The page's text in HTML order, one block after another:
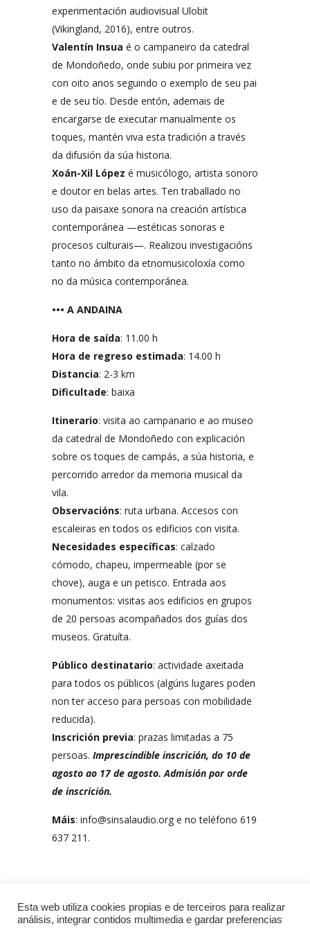
experimentación audiovisual Ulobit
(Vikingland, 2016), entre outros.
Valentín Insua é o campaneiro da catedral
de Mondoñedo, onde subiu por primeira vez
con oito anos seguindo o exemplo de seu pai
e de seu tío. Desde entón, ademais de
encargarse de executar manualmente os
toques, mantén viva esta tradición a través
da difusión da súa historia.
Xoán-Xil López é musicólogo, artista sonoro
e doutor en belas artes. Ten traballado no
uso da paisaxe sonora na creación artística
contemporánea —estéticas sonoras e
procesos culturais—. Realizou investigacións
tanto no ámbito da etnomusicoloxía como
no da música contemporánea.
••• A ANDAINA
Hora de saída: 11.00 h
Hora de regreso estimada: 14.00 h
Distancia: 2-3 km
Dificultade: baixa
Itinerario: visita ao campanario e ao museo
da catedral de Mondoñedo con explicación
sobre os toques de campás, a súa historia, e
percorrido arredor da memoria musical da
vila.
Observacións: ruta urbana. Accesos con
escaleiras en todos os edificios con visita.
Necesidades específicas: calzado
cómodo, chapeu, impermeable (por se
chove), auga e un petisco. Entrada aos
monumentos: visitas aos edificios en grupos
de 20 persoas acompañados dos guías dos
museos. Gratuíta.
Público destinatario: actividade axeitada
para todos os públicos (algúns lugares poden
non ter acceso para persoas con mobilidade
reducida).
Inscrición previa: prazas limitadas a 75
persoas. Imprescindible inscrición, do 10 de
agosto ao 17 de agosto. Admisión por orde
de inscrición.
Máis: info@sinsalaudio.org e no teléfono 619
637 211.
Esta web utiliza cookies propias e de terceiros para realizar
análisis, integrar contidos multimedia e gardar preferencias